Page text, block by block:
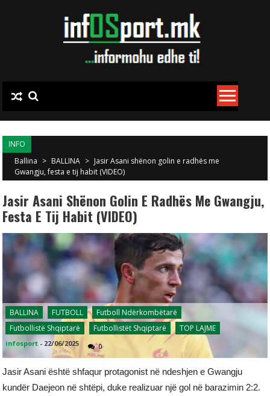
INFO
Ballina > BALLINA > Jasir Asani shënon golin e radhës me
Gwangju, festa e tij habit (VIDEO)
Jasir Asani Shënon Golin E Radhës Me Gwangju,
Festa E Tij Habit (VIDEO)
BALLINA FUTBOLL
Futboll Ndërkombëtarë
Futbollistë Shqiptarë
Futbollistët Shqiptarë TOP LAJME
infosport - 22/06/2025 0
Jasir Asani është shfaqur protagonist në ndeshjen e Gwangju
kundër Daejeon në shtëpi, duke realizuar një gol në barazimin 2:2.